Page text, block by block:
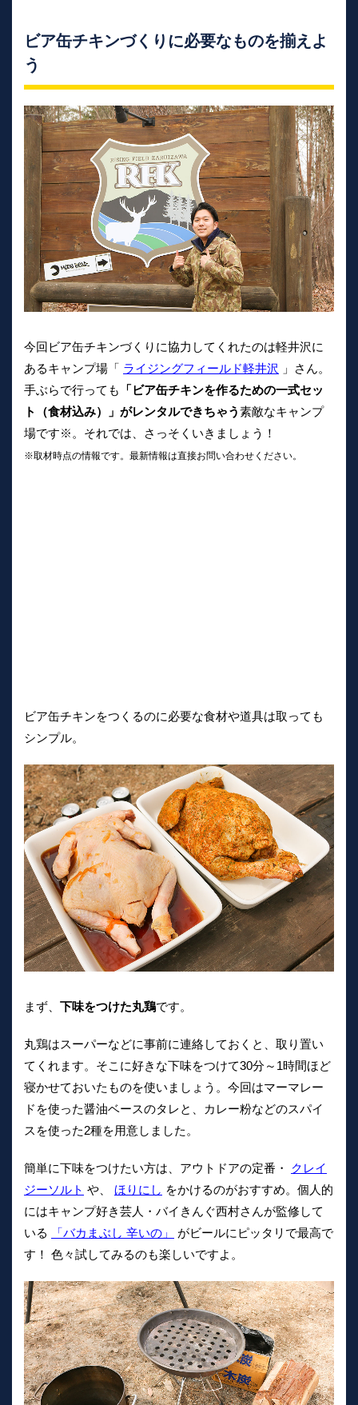
ビア缶チキンづくりに必要なものを揃えよ
う
今回ビア缶チキンづくりに協力してくれたのは軽井沢に
あるキャンプ場「 ライジングフィールド軽井沢
」さん。
手ぶらで行っても
「ビア缶チキンを作るための一式セッ
ト（食材込み）」がレンタルできちゃう素敵なキャンプ
場です※。それでは、さっそくいきましょう！
※取材時点の情報です。最新情報は直接お問い合わせください。
ビア缶チキンをつくるのに必要な食材や道具は取っても
シンプル。
まず、 下味をつけた丸鶏です。
丸鶏はスーパーなどに事前に連絡しておくと、取り置い
てくれます。そこに好きな下味をつけて30分～1時間ほど
寝かせておいたものを使いましょう。今回はマーマレー
ドを使った醤油ベースのタレと、カレー粉などのスパイ
スを使った2種を用意しました。
簡単に下味をつけたい方は、アウトドアの定番・ クレイ
ジーソルト や、 ほりにし をかけるのがおすすめ。個人的
にはキャンプ好き芸人・バイきんぐ西村さんが監修して
いる
「バカまぶし 辛いの」
がビールにピッタリで最高で
す！ 色々試してみるのも楽しいですよ。